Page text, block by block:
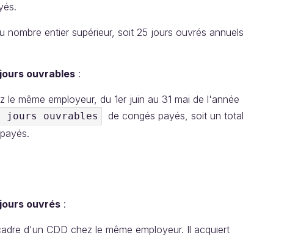
nombre entier supérieur, soit 25 jours ouvrés annuels
ouvrables :
même employeur, du 1er juin au 31 mai de l'année
jours ouvrables
de congés payés, soit un total
ouvrés :
d'un CDD chez le même employeur. Il acquiert